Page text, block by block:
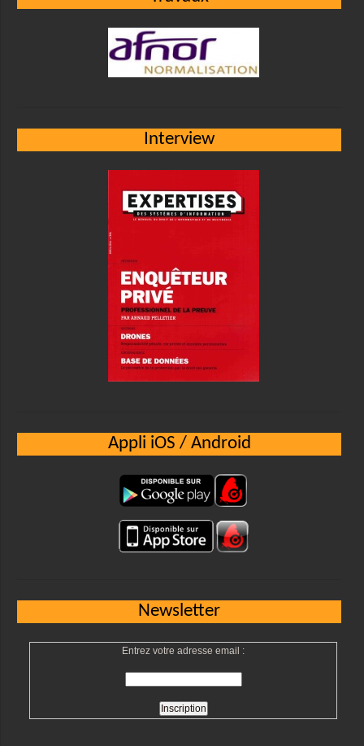
Interview
Appli iOS / Android
Newsletter
Entrez votre adresse email :